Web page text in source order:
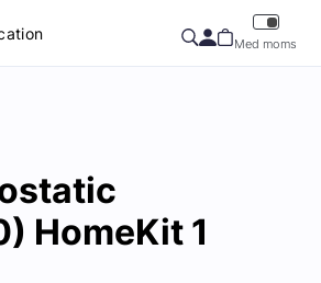
Med moms
HomeKit 1